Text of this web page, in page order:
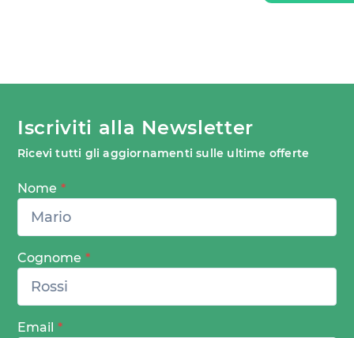
Iscriviti alla Newsletter
Ricevi tutti gli aggiornamenti sulle ultime offerte
Nome *
Cognome *
Email *